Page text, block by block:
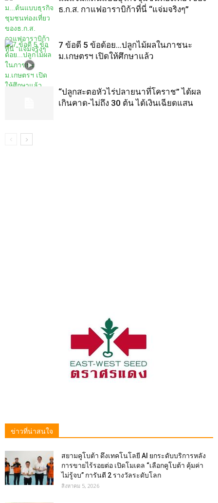
ธ.ก.ส. กาแฟอาราบิก้าที่นี่ “แจ่มจริงๆ”
7 ข้อดี 5 ข้อด้อย…ปลูกไม้ผลในภาชนะ
ม.เกษตรฯ เปิดให้ศึกษาแล้ว
“ปลูกสะตอหัวไร่ปลายนาที่โคราช” ได้ผล
เกินคาด-ไม่ถึง 30 ต้น ได้เงินเฉียดแสน
ข่าวที่น่าสนใจ
สยามคูโบต้า ดึงเทคโนโลยี AI ยกระดับบริการหลัง
การขายไร้รอยต่อ เปิดโมเดล “เลือกคูโบต้า คุ้มค่า
ไม่รู้จบ” การันตี 2 รางวัลระดับโลก
สิงหาคม 5, 2026